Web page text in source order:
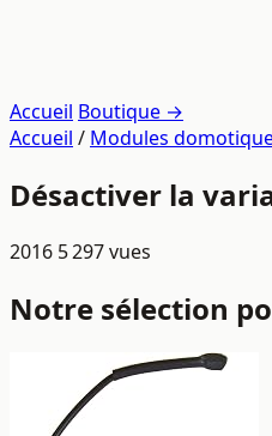
Accueil Boutique →
Accueil / Modules
Désactiver la
2016 5 297 vues
Notre sélection